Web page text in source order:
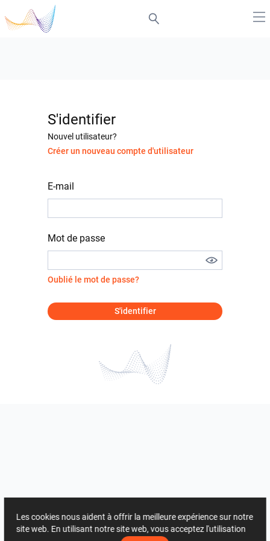
S'identifier
Nouvel utilisateur?
Créer un nouveau compte d'utilisateur
E-mail
Mot de passe
Oublié le mot de passe?
S'identifier
Les cookies nous aident à offrir la meilleure expérience sur notre
site web. En utilisant notre site web, vous acceptez l'utilisation